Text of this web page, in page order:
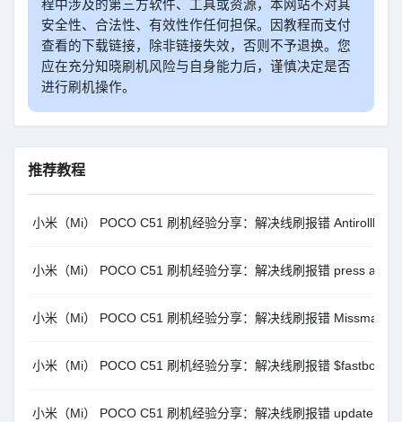
程中涉及的第三方软件、工具或资源，本网站不对其
安全性、合法性、有效性作任何担保。因教程而支付
查看的下载链接，除非链接失效，否则不予退换。您
应在充分知晓刷机风险与自身能力后，谨慎决定是否
进行刷机操作。
推荐教程
小米（Mi） POCO C51 刷机经验分享：解决线刷报错
小米（Mi） POCO C51 刷机经验分享：解决线刷报错 press any
小米（Mi） POCO C51 刷机经验分享：解决线刷报错
小米（Mi） POCO C51 刷机经验分享：解决线刷报错 $fastboot -
小米（Mi） POCO C51 刷机经验分享：解决线刷报错 update